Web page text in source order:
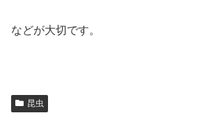
などが大切です。
昆虫